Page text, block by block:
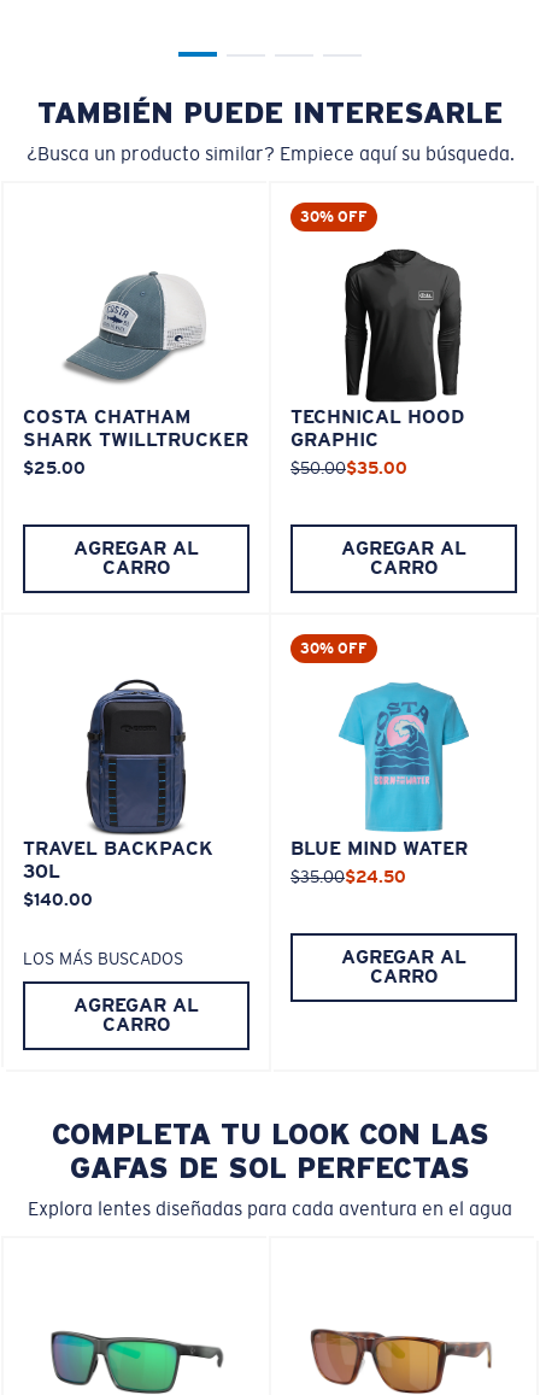
TAMBIÉN PUEDE INTERESARLE
¿Busca un producto similar? Empiece aquí su búsqueda.
COSTA CHATHAM
SHARK TWILLTRUCKER
$25.00
AGREGAR AL
CARRO
30% OFF
TECHNICAL HOOD
GRAPHIC
$50.00$35.00
AGREGAR AL
CARRO
TRAVEL BACKPACK
30L
$140.00
LOS MÁS BUSCADOS
AGREGAR AL
CARRO
30% OFF
BLUE MIND WATER
$35.00$24.50
AGREGAR AL
CARRO
COMPLETA TU LOOK CON LAS
GAFAS DE SOL PERFECTAS
Explora lentes diseñadas para cada aventura en el agua